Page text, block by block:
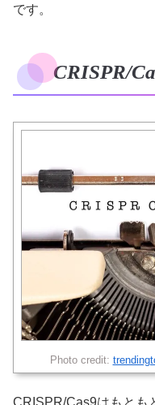
です。
CRISPR/
Photo credit:
CRISPR/Cas9はもとも